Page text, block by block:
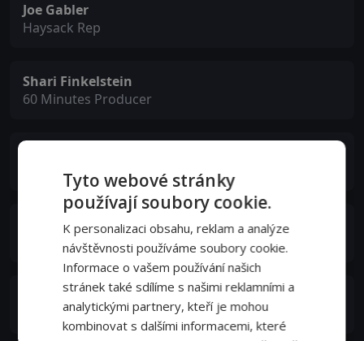
Joe Gabler
Haysack Rep
Shari Finkelstein
60 Minutes Producer
60 Minutes Camera Operator
Blake Hottle
60 Minutes Camera Operator
Scott Osterman
60 Minutes Sound Mixer
Tyto webové stránky
používají soubory cookie.
K personalizaci obsahu, reklam a analýze
návštěvnosti používáme soubory cookie.
Informace o vašem používání našich
stránek také sdílíme s našimi reklamními a
analytickými partnery, kteří je mohou
kombinovat s dalšími informacemi, které